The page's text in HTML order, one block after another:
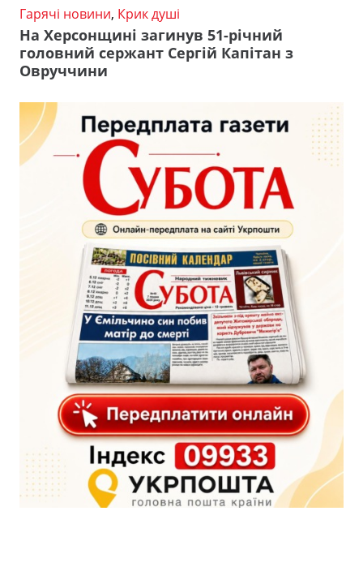
Гарячі новини, Крик душі
На Херсонщині загинув 51-річний
головний сержант Сергій Капітан з
Овруччини